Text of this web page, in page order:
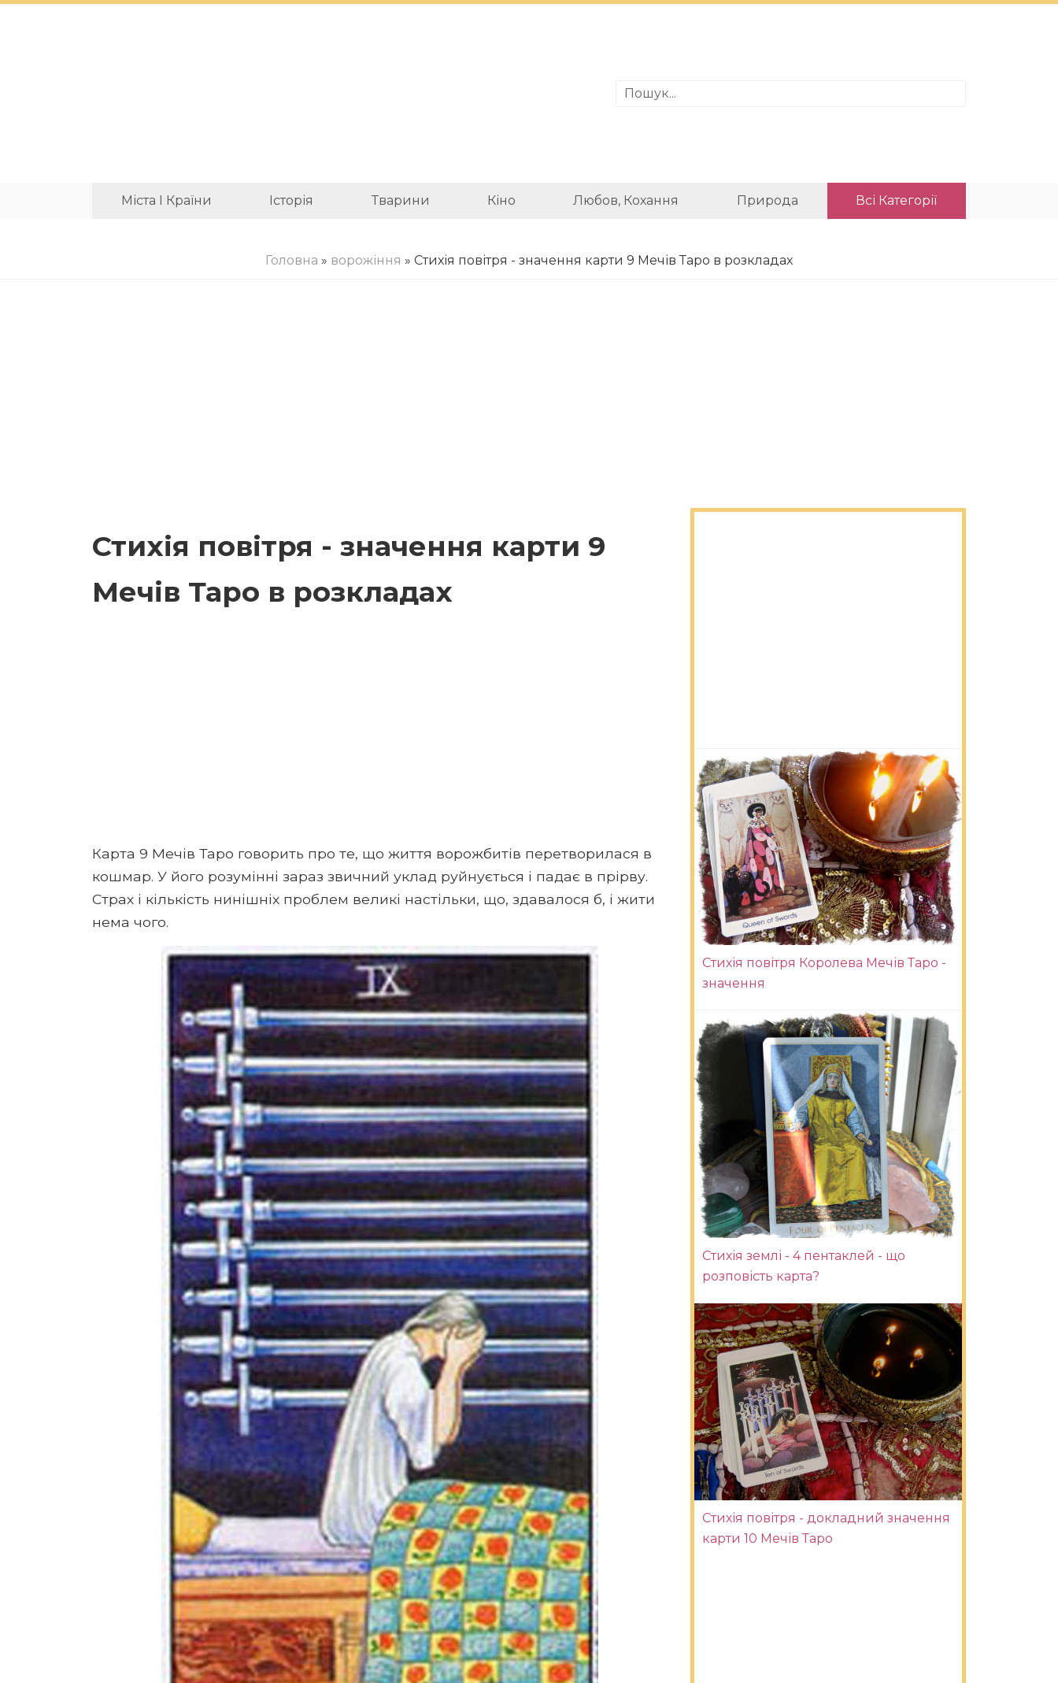
Міста І Країни Історія Тварини Кіно Любов, Кохання Природа Всі Категорії
Головна » ворожіння » Стихія повітря - значення карти 9 Мечів Таро в розкладах
Стихія повітря - значення карти 9
Мечів Таро в розкладах
Карта 9 Мечів Таро говорить про те, що життя ворожбитів перетворилася в
кошмар. У його розумінні зараз звичний уклад руйнується і падає в прірву.
Страх і кількість нинішніх проблем великі настільки, що, здавалося б, і жити
нема чого.
Стихія повітря Королева Мечів Таро -
значення
Стихія землі - 4 пентаклей - що
розповість карта?
Стихія повітря - докладний значення
карти 10 Мечів Таро